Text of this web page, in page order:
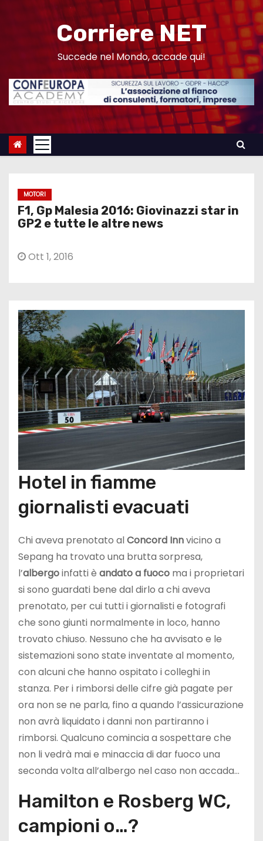
n
Corriere NET
Succede nel Mondo, accade qui!
MOTORI
F1, Gp Malesia 2016: Giovinazzi star in
GP2 e tutte le altre news
Ott 1, 2016
Hotel in fiamme
giornalisti evacuati
Chi aveva prenotato alConcord Innvicino a
Sepang ha trovato una brutta sorpresa,
l’albergoinfatti è andato a fuoco ma i proprietari
si sono guardati bene dal dirlo a chi aveva
prenotato, per cui tutti i giornalisti e fotografi
che sono giunti normalmente in loco, hanno
trovato chiuso. Nessuno che ha avvisato e le
sistemazioni sono state inventate al momento,
con alcuni che hanno ospitato i colleghi in
stanza. Per i rimborsi delle cifre già pagate per
ora non se ne parla, fino a quando l’assicurazione
non avrà liquidato i danni non partiranno i
rimborsi. Qualcuno comincia a sospettare che
non li vedrà mai e minaccia di dar fuoco una
seconda volta all’albergo nel caso non accada…
Hamilton e Rosberg WC,
campioni o…?